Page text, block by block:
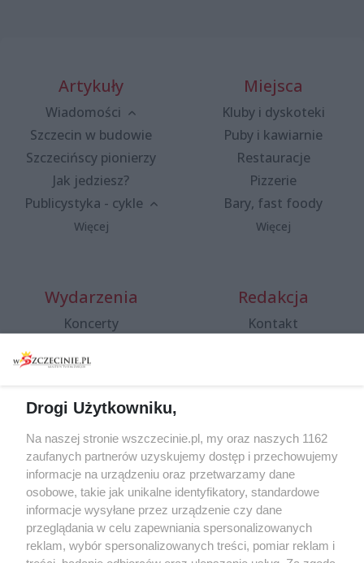
Artykuły
Wiadomości
Szczecin w budowie
Szczecińscy pionierzy
Jak jedziesz?
Publicystyka - cykle
Więcej
Miejsca
Kluby i dyskoteki
Puby i kawiarnie
Restauracje
Pizzerie
Bary, fast foody
Więcej
Wydarzenia
Koncerty
Spacery i oprowadzania
targi
Wernisaże
Więcej
Redakcja
Kontakt
Specjalny koncert z okazji
20. urodzin portalu
wSzczecinie.pl
Regulamin konkursów
śniadaniówka "Hej
Szczecin! Jest piątek!"
Drogi Użytkowniku,
Na naszej stronie wszczecinie.pl, my oraz naszych 1162
zaufanych partnerów uzyskujemy dostęp i przechowujemy
informacje na urządzeniu oraz przetwarzamy dane
osobowe, takie jak unikalne identyfikatory, standardowe
informacje wysyłane przez urządzenie czy dane
przeglądania w celu zapewniania spersonalizowanych
reklam, wybór spersonalizowanych treści, pomiar reklam i